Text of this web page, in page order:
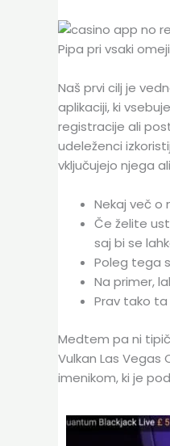
Pipa pri vsaki
Naš prvi cilj je
aplikaciji, ki
registracije ali
udeleženci
vključujejo njega
Nekaj ​​več o
Če želite
saj bi se
Poleg tega
Na primer,
Prav tako
Medtem pa ni
Vulkan Las Vegas
imenikom, ki je